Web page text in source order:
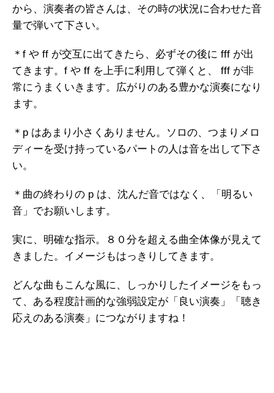
から、演奏者の皆さんは、その時の状況に合わせた音
量で弾いて下さい。
＊f や ff が交互に出てきたら、必ずその後に fff が出
てきます。f や ff を上手に利用して弾くと、 fff が非
常にうまくいきます。広がりのある豊かな演奏になり
ます。
＊p はあまり小さくありません。ソロの、つまりメロ
ディーを受け持っているパートの人は音を出して下さ
い。
＊曲の終わりの p は、沈んだ音ではなく、「明るい
音」でお願いします。
実に、明確な指示。８０分を超える曲全体像が見えて
きました。イメージもはっきりしてきます。
どんな曲もこんな風に、しっかりしたイメージをもっ
て、ある程度計画的な強弱設定が「良い演奏」「聴き
応えのある演奏」につながりますね！